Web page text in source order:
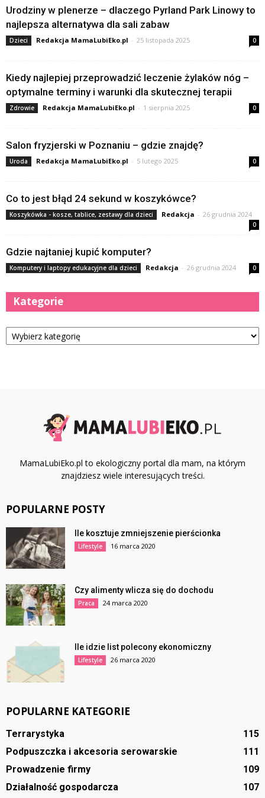
Urodziny w plenerze – dlaczego Pyrland Park Linowy to
najlepsza alternatywa dla sali zabaw
Dzieci Redakcja MamaLubiEko.pl - 25 listopada 2025 0
Kiedy najlepiej przeprowadzić leczenie żylaków nóg –
optymalne terminy i warunki dla skutecznej terapii
Zdrowie Redakcja MamaLubiEko.pl - 1 sierpnia 2025 0
Salon fryzjerski w Poznaniu – gdzie znajdę?
Uroda Redakcja MamaLubiEko.pl - 5 lutego 2025 0
Co to jest błąd 24 sekund w koszykówce?
Koszykówka - kosze, tablice, zestawy dla dzieci Redakcja - 26 grudnia 2024
0
Gdzie najtaniej kupić komputer?
Komputery i laptopy edukacyjne dla dzieci Redakcja - 26 grudnia 2024 0
Kategorie
Kategorie
MamaLubiEko.pl to ekologiczny portal dla mam, na którym
znajdziesz wiele interesujących treści.
POPULARNE POSTY
Ile kosztuje zmniejszenie pierścionka
Lifestyle 16 marca 2020
Czy alimenty wlicza się do dochodu
Praca 24 marca 2020
Ile idzie list polecony ekonomiczny
Lifestyle 26 marca 2020
POPULARNE KATEGORIE
Terrarystyka
115
Podpuszczka i akcesoria serowarskie
111
Prowadzenie firmy
109
Działalność gospodarcza
107